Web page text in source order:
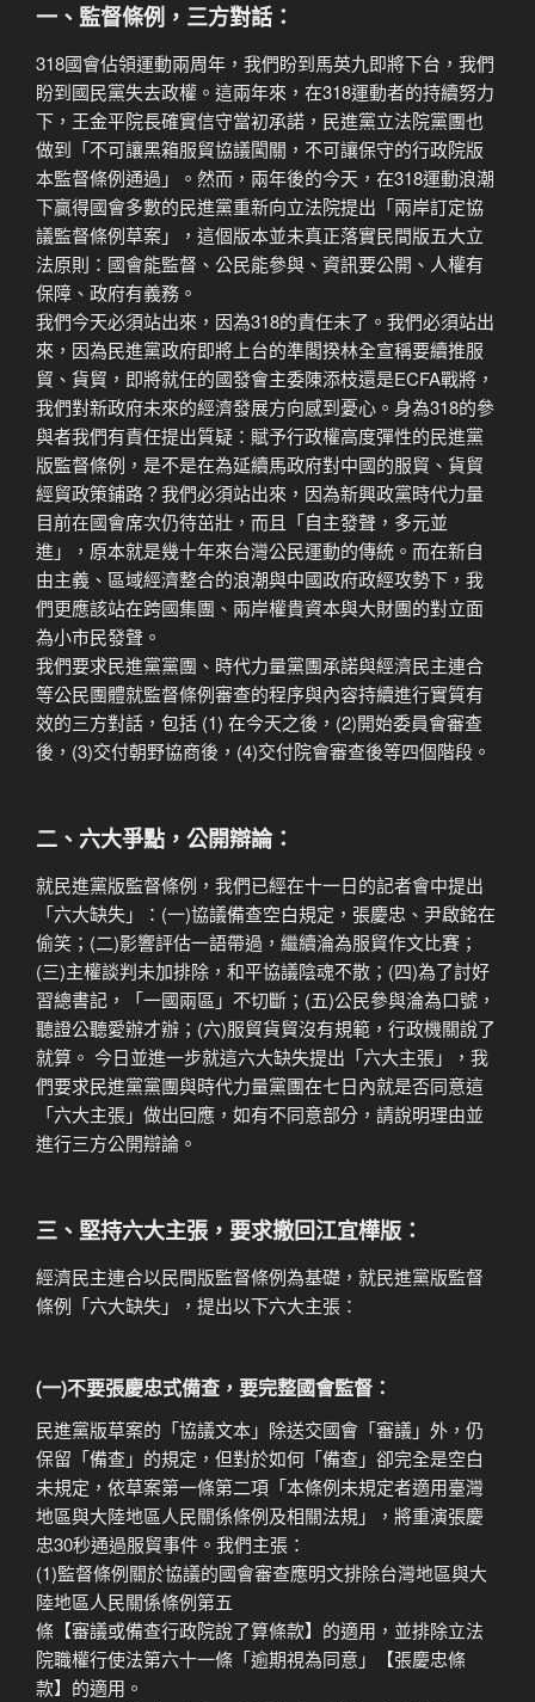
一、監督條例，三方對話：
318國會佔領運動兩周年，我們盼到馬英九即將下台，我們
盼到國民黨失去政權。這兩年來，在318運動者的持續努力
下，王金平院長確實信守當初承諾，民進黨立法院黨團也
做到「不可讓黑箱服貿協議闖關，不可讓保守的行政院版
本監督條例通過」。然而，兩年後的今天，在318運動浪潮
下贏得國會多數的民進黨重新向立法院提出「兩岸訂定協
議監督條例草案」，這個版本並未真正落實民間版五大立
法原則：國會能監督、公民能參與、資訊要公開、人權有
保障、政府有義務。
我們今天必須站出來，因為318的責任未了。我們必須站出
來，因為民進黨政府即將上台的準閣揆林全宣稱要續推服
貿、貨貿，即將就任的國發會主委陳添枝還是ECFA戰將，
我們對新政府未來的經濟發展方向感到憂心。身為318的參
與者我們有責任提出質疑：賦予行政權高度彈性的民進黨
版監督條例，是不是在為延續馬政府對中國的服貿、貨貿
經貿政策鋪路？我們必須站出來，因為新興政黨時代力量
目前在國會席次仍待茁壯，而且「自主發聲，多元並
進」，原本就是幾十年來台灣公民運動的傳統。而在新自
由主義、區域經濟整合的浪潮與中國政府政經攻勢下，我
們更應該站在跨國集團、兩岸權貴資本與大財團的對立面
為小市民發聲。
我們要求民進黨黨團、時代力量黨團承諾與經濟民主連合
等公民團體就監督條例審查的程序與內容持續進行實質有
效的三方對話，包括 (1) 在今天之後，(2)開始委員會審查
後，(3)交付朝野協商後，(4)交付院會審查後等四個階段。
二、六大爭點，公開辯論：
就民進黨版監督條例，我們已經在十一日的記者會中提出
「六大缺失」：(一)協議備查空白規定，張慶忠、尹啟銘在
偷笑；(二)影響評估一語帶過，繼續淪為服貿作文比賽；
(三)主權談判未加排除，和平協議陰魂不散；(四)為了討好
習總書記，「一國兩區」不切斷；(五)公民參與淪為口號，
聽證公聽愛辦才辦；(六)服貿貨貿沒有規範，行政機關說了
就算。 今日並進一步就這六大缺失提出「六大主張」，我
們要求民進黨黨團與時代力量黨團在七日內就是否同意這
「六大主張」做出回應，如有不同意部分，請說明理由並
進行三方公開辯論。
三、堅持六大主張，要求撤回江宜樺版：
經濟民主連合以民間版監督條例為基礎，就民進黨版監督
條例「六大缺失」，提出以下六大主張：
(一)不要張慶忠式備查，要完整國會監督：
民進黨版草案的「協議文本」除送交國會「審議」外，仍
保留「備查」的規定，但對於如何「備查」卻完全是空白
未規定，依草案第一條第二項「本條例未規定者適用臺灣
地區與大陸地區人民關係條例及相關法規」，將重演張慶
忠30秒通過服貿事件。我們主張：
(1)監督條例關於協議的國會審查應明文排除台灣地區與大
陸地區人民關係條例第五
條【審議或備查行政院說了算條款】的適用，並排除立法
院職權行使法第六十一條「逾期視為同意」【張慶忠條
款】的適用。